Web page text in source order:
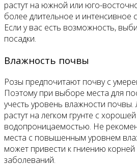
растут на южной или юго-
более длительное и
Если у вас есть возможность,
посадки.
Влажность почвы
Розы предпочитают почву с
Поэтому при выборе места для
учесть уровень влажности
растут на легком грунте с хорошей
водопроницаемостью. Не
места с повышенным уровнем
может привести к гниению
заболеваний.